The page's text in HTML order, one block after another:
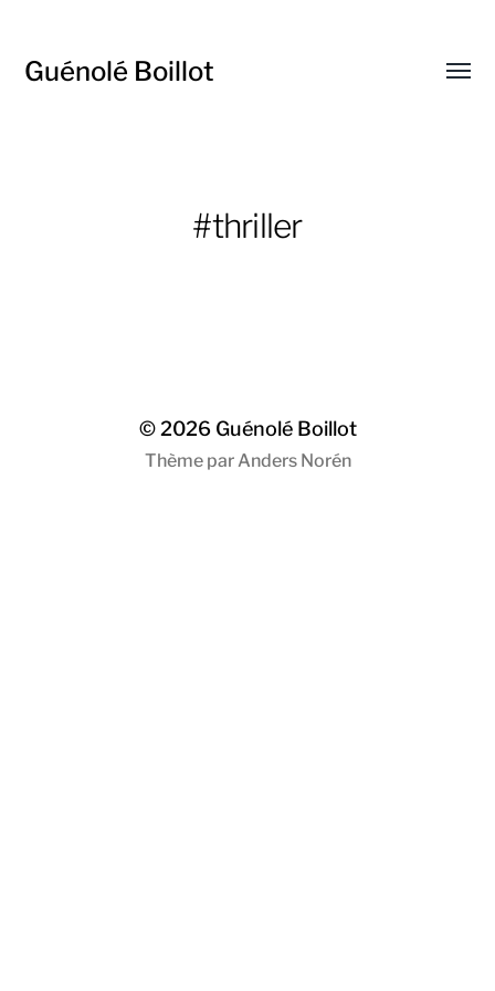
Guénolé Boillot
#thriller
© 2026 Guénolé Boillot
Thème parAnders Norén